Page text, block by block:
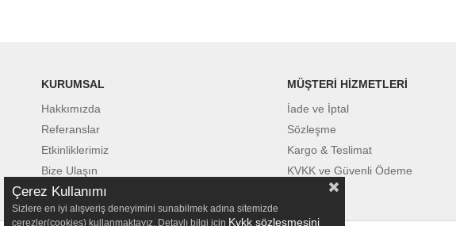
KURUMSAL
Hakkımızda
Referanslar
Etkinliklerimiz
Bize Ulaşın
MÜŞTERİ HİZMETLERİ
İade ve İptal
Sözleşme
Kargo & Teslimat
KVKK ve Güvenli Ödeme
Çerez Kullanımı
Sizlere en iyi alışveriş deneyimini sunabilmek adına sitemizde
çerezler(cookies) kullanmaktayız. Detaylı bilgi için Kvkk sözleşmesini